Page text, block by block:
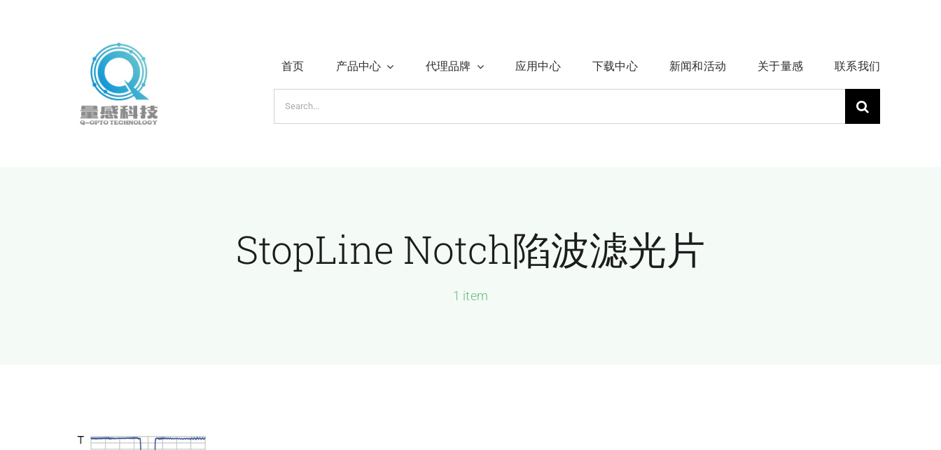
首页 产品中心 代理品牌 应用中心 下载中心 新闻和活动 关于量感 联系我们
索：
StopLine Notch陷波滤光片
1 item